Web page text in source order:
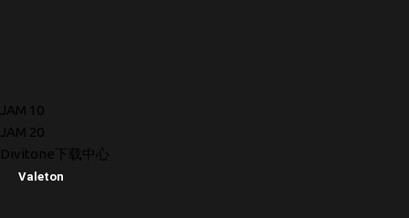
JAM 10
JAM 20
Divitone下载中心
Valeton